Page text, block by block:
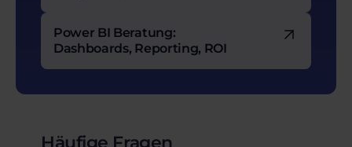
Power BI Beratung:
Dashboards, Reporting, ROI
Häufige Fragen